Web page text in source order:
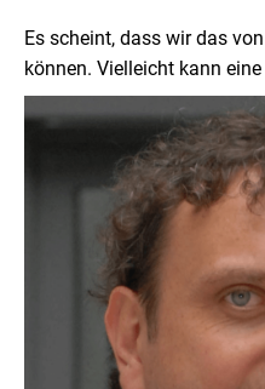
Es scheint, dass wir das
können. Vielleicht kann